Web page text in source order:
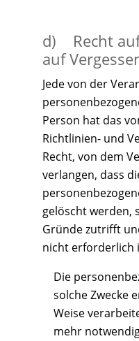
d) Recht auf
auf
Jede von der
Person hat das
Richtlinien- und
Recht, von dem
verlangen, dass
gelöscht werden,
Gründe zutrifft
nicht erforderlich
Die
solche Zwecke
Weise
mehr